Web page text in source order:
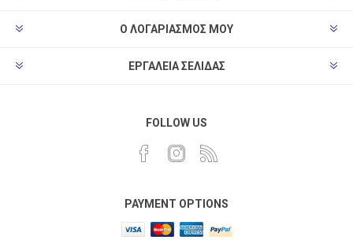
Ο ΛΟΓΑΡΙΑΣΜΌΣ ΜΟΥ
ΕΡΓΑΛΕΊΑ ΣΕΛΊΔΑΣ
FOLLOW US
PAYMENT OPTIONS